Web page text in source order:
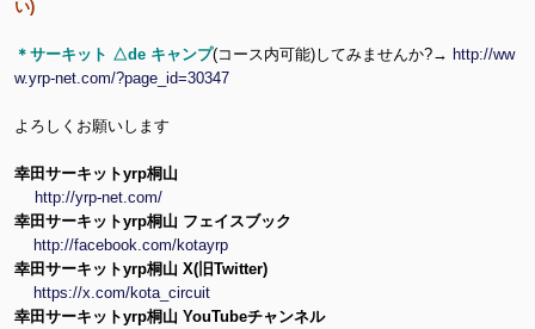
い)
＊サーキット △de キャンプ(コース内可能)してみませんか?→ http://ww
w.yrp-net.com/?page_id=30347
よろしくお願いします
幸田サーキットyrp桐山
http://yrp-net.com/
幸田サーキットyrp桐山 フェイスブック
http://facebook.com/kotayrp
幸田サーキットyrp桐山 X(旧Twitter)
https://x.com/kota_circuit
幸田サーキットyrp桐山 YouTubeチャンネル